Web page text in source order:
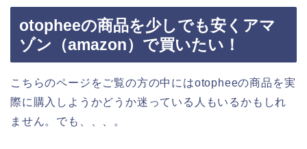
otopheeの商品を少しでも安くアマ
ゾン（amazon）で買いたい！
こちらのページをご覧の方の中にはotopheeの商品を実
際に購入しようかどうか迷っている人もいるかもしれ
ません。でも、、、。